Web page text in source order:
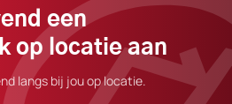
een
op locatie aan
langs bij jou op locatie.